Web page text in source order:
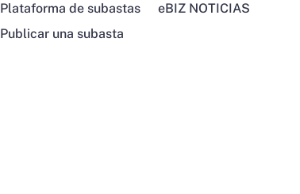
Plataforma de subastas
Publicar una subasta
eBIZ NOTICIAS